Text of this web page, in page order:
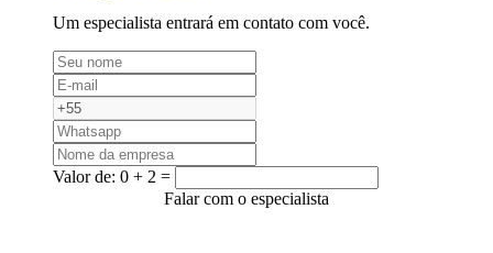
Um especialista entrará em contato com você.
Valor de: 0 + 2 =
Falar com o especialista